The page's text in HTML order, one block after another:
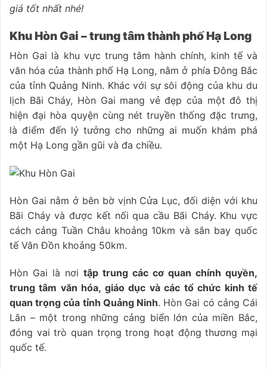
giá tốt nhất nhé!
Khu Hòn Gai – trung tâm thành phố Hạ Long
Hòn Gai là khu vực trung tâm hành chính, kinh tế và
văn hóa của thành phố Hạ Long, nằm ở phía Đông Bắc
của tỉnh Quảng Ninh. Khác với sự sôi động của khu du
lịch Bãi Cháy, Hòn Gai mang vẻ đẹp của một đô thị
hiện đại hòa quyện cùng nét truyền thống đặc trưng,
là điểm đến lý tưởng cho những ai muốn khám phá
một Hạ Long gần gũi và đa chiều.
Hòn Gai nằm ở bên bờ vịnh Cửa Lục, đối diện với khu
Bãi Cháy và được kết nối qua cầu Bãi Cháy. Khu vực
cách cảng Tuần Châu khoảng 10km và sân bay quốc
tế Vân Đồn khoảng 50km.
Hòn Gai là nơi tập trung các cơ quan chính quyền,
trung tâm văn hóa, giáo dục và các tổ chức kinh tế
quan trọng của tỉnh Quảng Ninh. Hòn Gai có cảng Cái
Lân – một trong những cảng biển lớn của miền Bắc,
đóng vai trò quan trọng trong hoạt động thương mại
quốc tế.